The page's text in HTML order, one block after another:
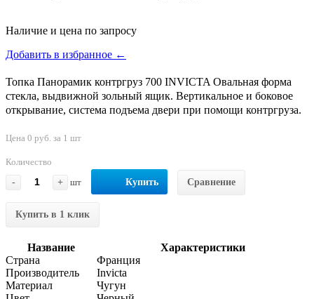
Наличие и цена по запросу
Добавить в избранное ←
Топка Панорамик контргруз 700 INVICTA Овальная форма
стекла, выдвижной зольный ящик. Вертикальное и боковое
открывание, система подъема двери при помощи контргруза.
Цена 0 руб. за 1 шт
Количество
-
+ шт Купить Сравнение
Купить в 1 клик
Название
Характеристики
Страна
Франция
Производитель
Invicta
Материал
Чугун